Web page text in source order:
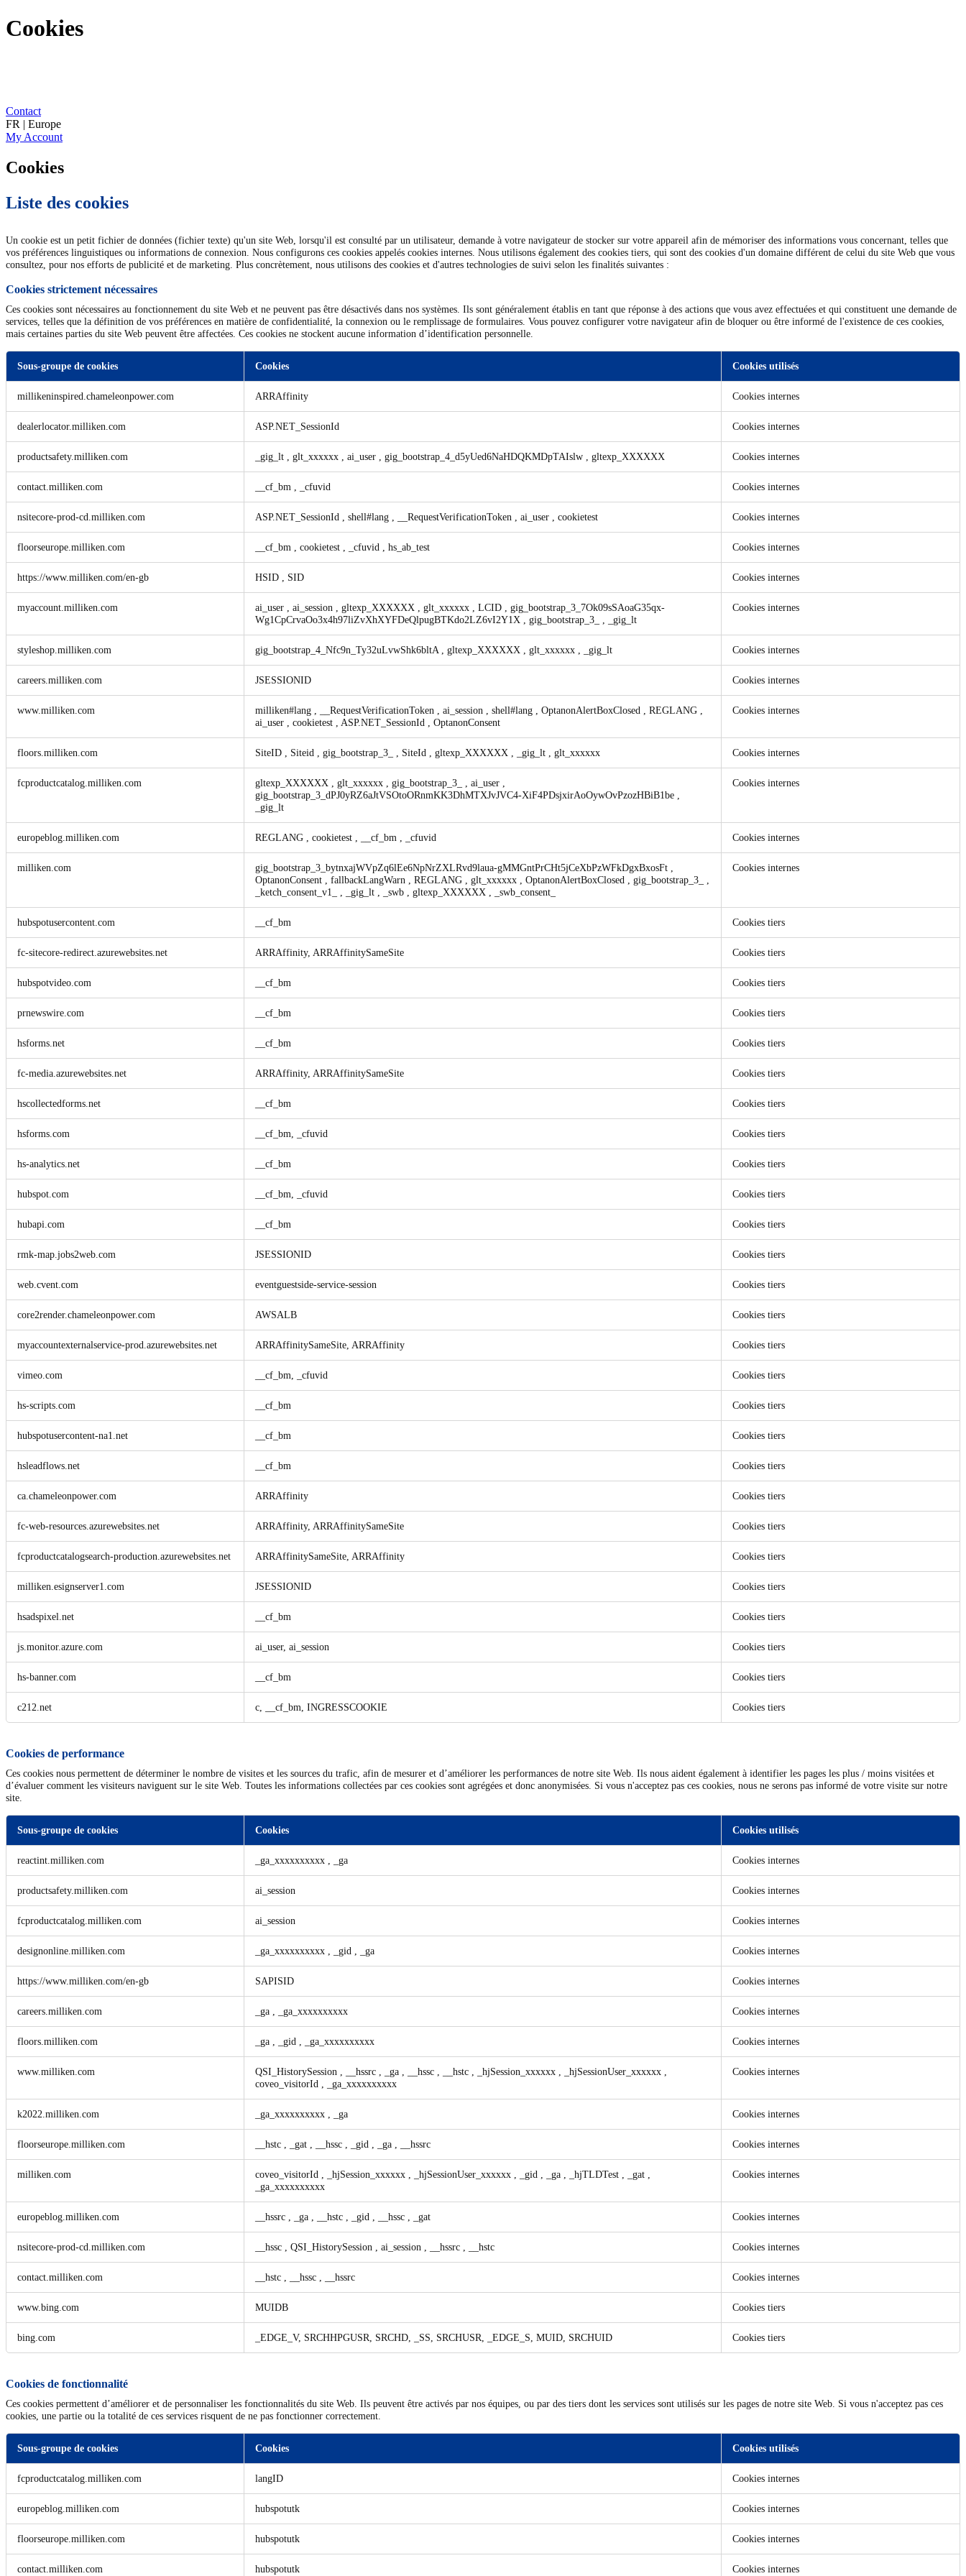
Cookies
Contact
FR | Europe
My Account
Cookies
Liste des cookies
Un cookie est un petit fichier de données (fichier texte) qu'un site Web, lorsqu'il est consulté par un utilisateur, demande à votre navigateur de stocker sur votre appareil afin de mémoriser des informations vous concernant, telles que
vos préférences linguistiques ou informations de connexion. Nous configurons ces cookies appelés cookies internes. Nous utilisons également des cookies tiers, qui sont des cookies d'un domaine différent de celui du site Web que vous
consultez, pour nos efforts de publicité et de marketing. Plus concrètement, nous utilisons des cookies et d'autres technologies de suivi selon les finalités suivantes :
Cookies strictement nécessaires
Ces cookies sont nécessaires au fonctionnement du site Web et ne peuvent pas être désactivés dans nos systèmes. Ils sont généralement établis en tant que réponse à des actions que vous avez effectuées et qui constituent une demande de
services, telles que la définition de vos préférences en matière de confidentialité, la connexion ou le remplissage de formulaires. Vous pouvez configurer votre navigateur afin de bloquer ou être informé de l'existence de ces cookies,
mais certaines parties du site Web peuvent être affectées. Ces cookies ne stockent aucune information d’identification personnelle.
strictement
nécessaires
Sous-groupe de cookies Cookies Cookies utilisés
millikeninspired.chameleonpower.com ARRAffinity Cookies internes
dealerlocator.milliken.com ASP.NET_SessionId Cookies internes
productsafety.milliken.com _gig_lt glt_xxxxxx ai_user gig_bootstrap_4_d5yUed6NaHDQKMDpTAIslw gltexp_XXXXXX Cookies internes
contact.milliken.com __cf_bm _cfuvid Cookies internes
nsitecore-prod-cd.milliken.com ASP.NET_SessionId shell#lang __RequestVerificationToken ai_user cookietest Cookies internes
floorseurope.milliken.com __cf_bm cookietest _cfuvid hs_ab_test Cookies internes
https://www.milliken.com/en-gb HSID SID Cookies internes
myaccount.milliken.com ai_user ai_session gltexp_XXXXXX glt_xxxxxx LCID
gig_bootstrap_3_7Ok09sSAoaG35qx-
Wg1CpCrvaOo3x4h97liZvXhXYFDeQlpugBTKdo2LZ6vI2Y1X
gig_bootstrap_3_ _gig_lt
Cookies internes
styleshop.milliken.com gig_bootstrap_4_Nfc9n_Ty32uLvwShk6bltA gltexp_XXXXXX glt_xxxxxx _gig_lt Cookies internes
careers.milliken.com JSESSIONID Cookies internes
www.milliken.com milliken#lang __RequestVerificationToken ai_session shell#lang OptanonAlertBoxClosed REGLANG
ai_user
cookietest ASP.NET_SessionId OptanonConsent
Cookies internes
floors.milliken.com SiteID Siteid gig_bootstrap_3_ SiteId gltexp_XXXXXX _gig_lt glt_xxxxxx Cookies internes
fcproductcatalog.milliken.com gltexp_XXXXXX glt_xxxxxx gig_bootstrap_3_ ai_user
gig_bootstrap_3_dPJ0yRZ6aJtVSOtoORnmKK3DhMTXJvJVC4-XiF4PDsjxirAoOywOvPzozHBiB1be
_gig_lt
Cookies internes
europeblog.milliken.com REGLANG cookietest __cf_bm _cfuvid Cookies internes
milliken.com gig_bootstrap_3_bytnxajWVpZq6lEe6NpNrZXLRvd9laua-gMMGntPrCHt5jCeXbPzWFkDgxBxosFt
OptanonConsent
fallbackLangWarn REGLANG glt_xxxxxx OptanonAlertBoxClosed gig_bootstrap_3_
_ketch_consent_v1_
_gig_lt _swb gltexp_XXXXXX _swb_consent_
Cookies internes
hubspotusercontent.com __cf_bm Cookies tiers
fc-sitecore-redirect.azurewebsites.net ARRAffinity, ARRAffinitySameSite Cookies tiers
hubspotvideo.com __cf_bm Cookies tiers
prnewswire.com __cf_bm Cookies tiers
hsforms.net __cf_bm Cookies tiers
fc-media.azurewebsites.net ARRAffinity, ARRAffinitySameSite Cookies tiers
hscollectedforms.net __cf_bm Cookies tiers
hsforms.com __cf_bm, _cfuvid Cookies tiers
hs-analytics.net __cf_bm Cookies tiers
hubspot.com __cf_bm, _cfuvid Cookies tiers
hubapi.com __cf_bm Cookies tiers
rmk-map.jobs2web.com JSESSIONID Cookies tiers
web.cvent.com eventguestside-service-session Cookies tiers
core2render.chameleonpower.com AWSALB Cookies tiers
myaccountexternalservice-prod.azurewebsites.net ARRAffinitySameSite, ARRAffinity Cookies tiers
vimeo.com __cf_bm, _cfuvid Cookies tiers
hs-scripts.com __cf_bm Cookies tiers
hubspotusercontent-na1.net __cf_bm Cookies tiers
hsleadflows.net __cf_bm Cookies tiers
ca.chameleonpower.com ARRAffinity Cookies tiers
fc-web-resources.azurewebsites.net ARRAffinity, ARRAffinitySameSite Cookies tiers
fcproductcatalogsearch-production.azurewebsites.net ARRAffinitySameSite, ARRAffinity Cookies tiers
milliken.esignserver1.com JSESSIONID Cookies tiers
hsadspixel.net __cf_bm Cookies tiers
js.monitor.azure.com ai_user, ai_session Cookies tiers
hs-banner.com __cf_bm Cookies tiers
c212.net c, __cf_bm, INGRESSCOOKIE Cookies tiers
Cookies de performance
Ces cookies nous permettent de déterminer le nombre de visites et les sources du trafic, afin de mesurer et d’améliorer les performances de notre site Web. Ils nous aident également à identifier les pages les plus / moins visitées et
d’évaluer comment les visiteurs naviguent sur le site Web. Toutes les informations collectées par ces cookies sont agrégées et donc anonymisées. Si vous n'acceptez pas ces cookies, nous ne serons pas informé de votre visite sur notre
site.
performance
Sous-groupe de cookies Cookies Cookies utilisés
reactint.milliken.com _ga_xxxxxxxxxx _ga Cookies internes
productsafety.milliken.com ai_session Cookies internes
fcproductcatalog.milliken.com ai_session Cookies internes
designonline.milliken.com _ga_xxxxxxxxxx _gid _ga Cookies internes
https://www.milliken.com/en-gb SAPISID Cookies internes
careers.milliken.com _ga _ga_xxxxxxxxxx Cookies internes
floors.milliken.com _ga _gid _ga_xxxxxxxxxx Cookies internes
www.milliken.com QSI_HistorySession __hssrc _ga __hssc __hstc _hjSession_xxxxxx _hjSessionUser_xxxxxx
coveo_visitorId
_ga_xxxxxxxxxx
Cookies internes
k2022.milliken.com _ga_xxxxxxxxxx _ga Cookies internes
floorseurope.milliken.com __hstc _gat __hssc _gid _ga __hssrc Cookies internes
milliken.com coveo_visitorId _hjSession_xxxxxx _hjSessionUser_xxxxxx _gid _ga _hjTLDTest _gat
_ga_xxxxxxxxxx
Cookies internes
europeblog.milliken.com __hssrc _ga __hstc _gid __hssc _gat Cookies internes
nsitecore-prod-cd.milliken.com __hssc QSI_HistorySession ai_session __hssrc __hstc Cookies internes
contact.milliken.com __hstc __hssc __hssrc Cookies internes
www.bing.com MUIDB Cookies tiers
bing.com _EDGE_V, SRCHHPGUSR, SRCHD, _SS, SRCHUSR, _EDGE_S, MUID, SRCHUID Cookies tiers
Cookies de fonctionnalité
Ces cookies permettent d’améliorer et de personnaliser les fonctionnalités du site Web. Ils peuvent être activés par nos équipes, ou par des tiers dont les services sont utilisés sur les pages de notre site Web. Si vous n'acceptez pas ces
cookies, une partie ou la totalité de ces services risquent de ne pas fonctionner correctement.
fonctionnalité
Sous-groupe de cookies Cookies Cookies utilisés
fcproductcatalog.milliken.com langID Cookies internes
europeblog.milliken.com hubspotutk Cookies internes
floorseurope.milliken.com hubspotutk Cookies internes
contact.milliken.com hubspotutk Cookies internes